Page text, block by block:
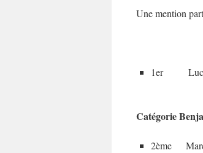
Une mention
1er
Catégorie
2ème